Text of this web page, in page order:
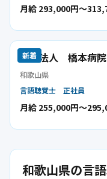
月給 293,000円〜
新着
医療法人 橋本病院
和歌山県
言語聴覚士 正社員
月給 255,000円〜
和歌山県の言